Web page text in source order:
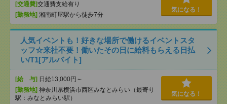
[交通費]交通費支給有り
[勤務地] 湘南町屋駅から徒歩7分
気になる！
人気イベントも！好きな場所で働けるイベントスタ
ッフ☆来社不要！働いたその日に給料もらえる日払
い/T1[アルバイト]
[給 与] 日給13,000円～
[勤務地] 神奈川県横浜市西区みなとみらい（最寄り
駅：みなとみらい駅）
気になる！